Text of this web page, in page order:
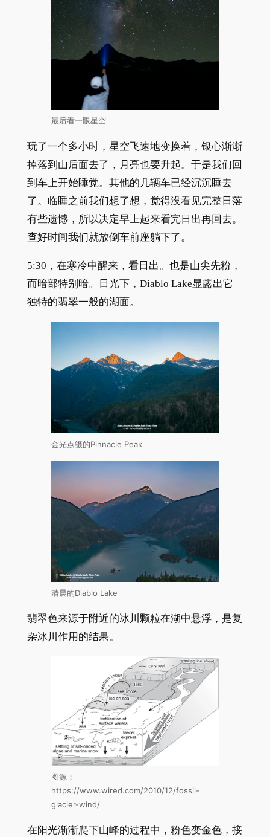
最后看一眼星空
玩了一个多小时，星空飞速地变换着，银心渐渐
掉落到山后面去了，月亮也要升起。于是我们回
到车上开始睡觉。其他的几辆车已经沉沉睡去
了。临睡之前我们想了想，觉得没看见完整日落
有些遗憾，所以决定早上起来看完日出再回去。
查好时间我们就放倒车前座躺下了。
5:30，在寒冷中醒来，看日出。也是山尖先粉，
而暗部特别暗。日光下，Diablo Lake显露出它
独特的翡翠一般的湖面。
金光点缀的Pinnacle Peak
清晨的Diablo Lake
翡翠色来源于附近的冰川颗粒在湖中悬浮，是复
杂冰川作用的结果。
图源：
https://www.wired.com/2010/12/fossil-
glacier-wind/
在阳光渐渐爬下山峰的过程中，粉色变金色，接